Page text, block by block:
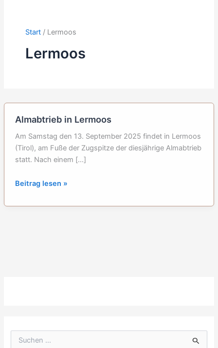
Start Lermoos
Lermoos
Almabtrieb in Lermoos
Am Samstag den 13. September 2025 findet in Lermoos
(Tirol), am Fuße der Zugspitze der diesjährige Almabtrieb
statt. Nach einem […]
Almabtrieb
Lermoos
Beitrag lesen »